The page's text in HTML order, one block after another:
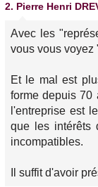
2. Pierre Henri
Avec les
vous vous voyez
Et le mal est
forme depuis 70
l'entreprise est
que les intérêts
incompatibles.
Il suffit d'avoir